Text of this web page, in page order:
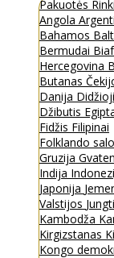
Pakuotės
Angola
Bahamos
Bermudai
Hercegovina
Butanas
Danija
Džibutis
Fidžis Filipinai
Folklando
Gruzija
Indija
Japonija
Valstijos
Kambodža
Kirgizstanas
Kongo